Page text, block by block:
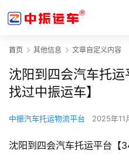
首页 其他信息 文章自定义内容
沈阳到四会汽车托
找过中振运车】
中振汽车托运物流平台 2025年11
沈阳到四会汽车托运平台【